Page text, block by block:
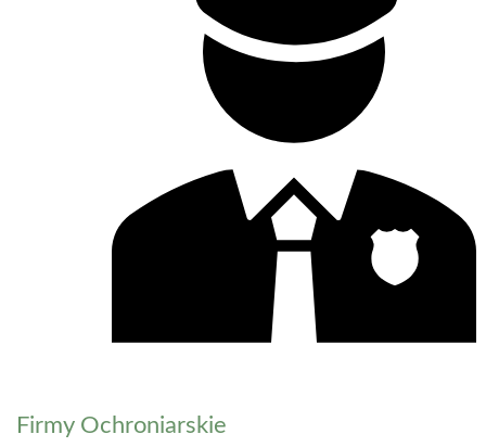
Firmy Ochroniarskie